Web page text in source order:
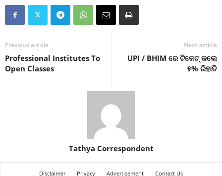
Previous article
Professional Institutes To
Open Classes
Next article
UPI / BHIM ରେ ଟିକେଟ୍ କଲେ
୫% ରିହାତି
Tathya Correspondent
Disclaimer Privacy Advertisement Contact Us